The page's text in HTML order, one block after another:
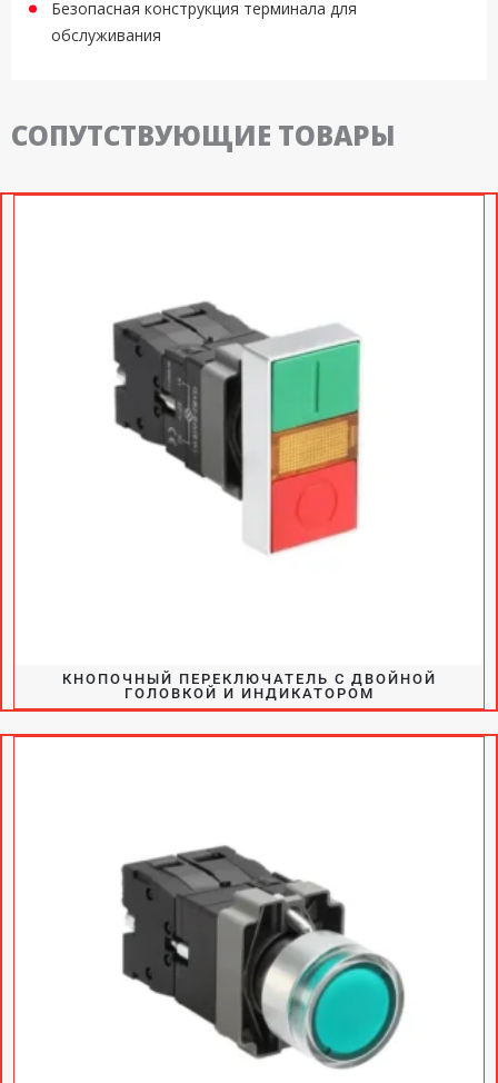
Безопасная конструкция терминала для
обслуживания
СОПУТСТВУЮЩИЕ ТОВАРЫ
КНОПОЧНЫЙ ПЕРЕКЛЮЧАТЕЛЬ С ДВОЙНОЙ
ГОЛОВКОЙ И ИНДИКАТОРОМ